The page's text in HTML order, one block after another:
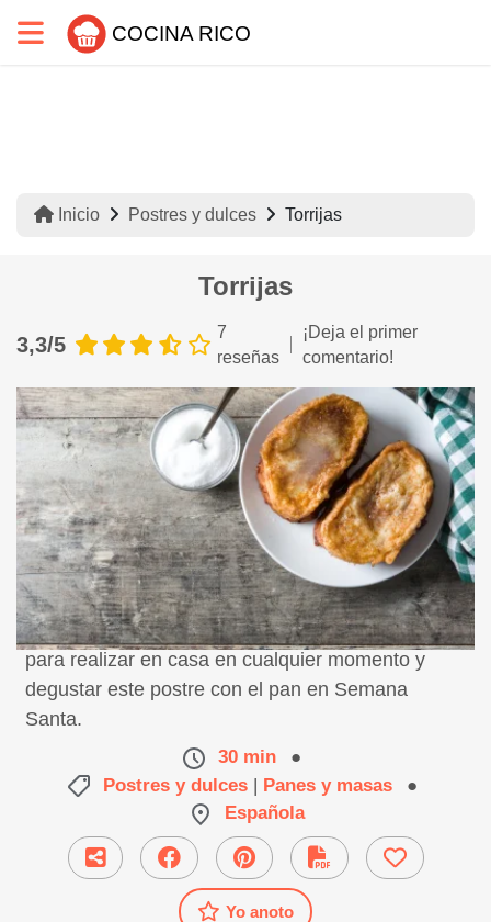
COCINA RICO
Inicio Postres y dulces Torrijas
Torrijas
3,3/5
7
reseñas
¡Deja el primer
comentario!
Receta de torrijas, paso a paso fácil y sencillo
para realizar en casa en cualquier momento y
degustar este postre con el pan en Semana
Santa.
30 min
●
Postres y dulces | Panes y masas
●
Española
Yo anoto